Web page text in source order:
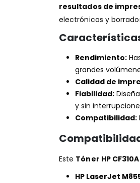
resultados de
electrónicos y
Características
Rendimiento:
grandes
Calidad de
Fiabilidad:
y sin
Compatibilidad:
Este Tóner HP
HP LaserJet